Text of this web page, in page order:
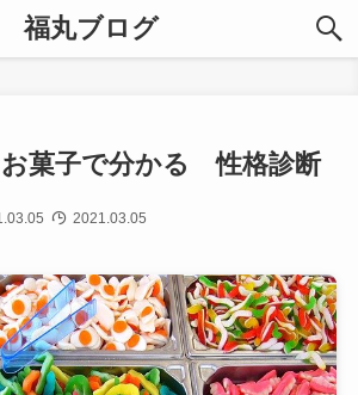
福丸ブログ
菓子で分かる 性格診断
2021.03.05